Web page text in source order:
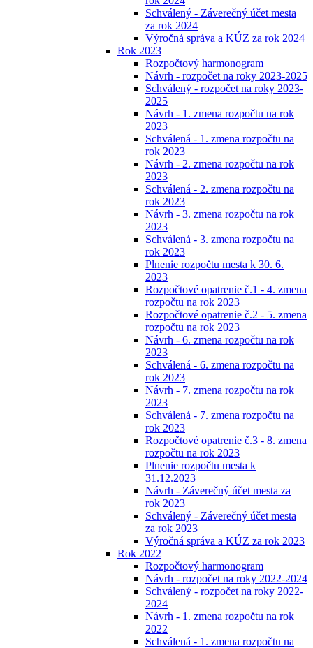
Schválený - Záverečný účet mesta
za rok 2024
Výročná správa a KÚZ za rok 2024
Rok 2023
Rozpočtový harmonogram
Návrh - rozpočet na roky 2023-2025
Schválený - rozpočet na roky 2023-
2025
Návrh - 1. zmena rozpočtu na rok
2023
Schválená - 1. zmena rozpočtu na
rok 2023
Návrh - 2. zmena rozpočtu na rok
2023
Schválená - 2. zmena rozpočtu na
rok 2023
Návrh - 3. zmena rozpočtu na rok
2023
Schválená - 3. zmena rozpočtu na
rok 2023
Plnenie rozpočtu mesta k 30. 6.
2023
Rozpočtové opatrenie č.1 - 4. zmena
rozpočtu na rok 2023
Rozpočtové opatrenie č.2 - 5. zmena
rozpočtu na rok 2023
Návrh - 6. zmena rozpočtu na rok
2023
Schválená - 6. zmena rozpočtu na
rok 2023
Návrh - 7. zmena rozpočtu na rok
2023
Schválená - 7. zmena rozpočtu na
rok 2023
Rozpočtové opatrenie č.3 - 8. zmena
rozpočtu na rok 2023
Plnenie rozpočtu mesta k
31.12.2023
Návrh - Záverečný účet mesta za
rok 2023
Schválený - Záverečný účet mesta
za rok 2023
Výročná správa a KÚZ za rok 2023
Rok 2022
Rozpočtový harmonogram
Návrh - rozpočet na roky 2022-2024
Schválený - rozpočet na roky 2022-
2024
Návrh - 1. zmena rozpočtu na rok
2022
Schválená - 1. zmena rozpočtu na